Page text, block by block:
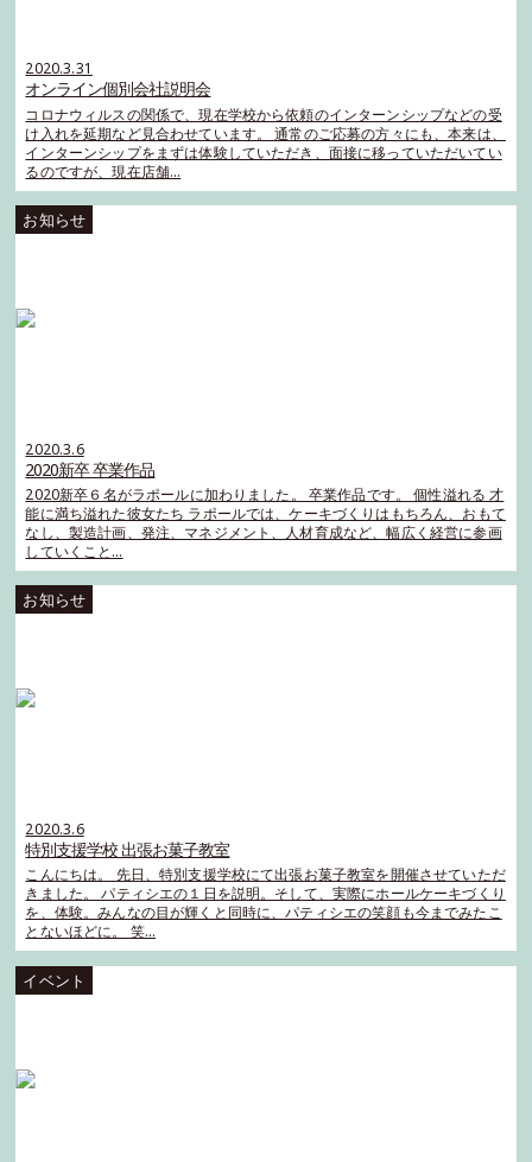
2020.3.31
オンライン個別会社説明会
コロナウィルスの関係で、現在学校から依頼のインターンシップなどの受
け入れを延期など見合わせています。 通常のご応募の方々にも、本来は、
インターンシップをまずは体験していただき、面接に移っていただいてい
るのですが、現在店舗…
2020.3.6
2020新卒 卒業作品
2020新卒６名がラポールに加わりました。 卒業作品です。 個性溢れる 才
能に満ち溢れた彼女たち ラポールでは、ケーキづくりはもちろん、おもて
なし、製造計画、発注、マネジメント、人材育成など、幅広く経営に参画
していくこと…
2020.3.6
特別支援学校 出張お菓子教室
こんにちは。 先日、特別支援学校にて出張お菓子教室を開催させていただ
きました。 パティシエの１日を説明。そして、実際にホールケーキづくり
を、体験。みんなの目が輝くと同時に、パティシエの笑顔も今までみたこ
とないほどに。 笑…